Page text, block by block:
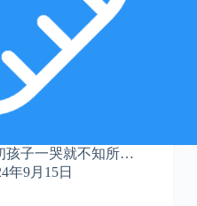
孩子一哭就不知所…
年9月15日